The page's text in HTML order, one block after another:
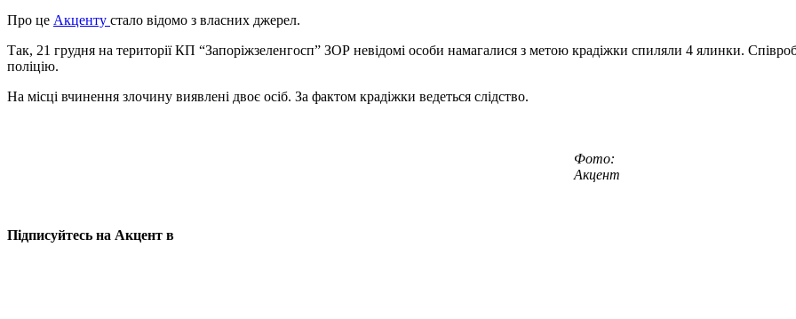
Про це Акценту стало відомо з власних джерел.
Так, 21 грудня на території КП “Запоріжзеленгосп” ЗОР невідомі особи намагалися з метою крадіжки спиляли 4 ялинки.
поліцію.
На місці вчинення злочину виявлені двоє осіб. За фактом крадіжки ведеться слідство.
Фото:
Акцент
Підписуйтесь на Акцент в